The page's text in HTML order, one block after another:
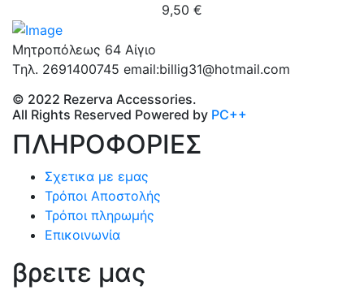
9,50 €
Μητροπόλεως 64 Αίγιο
Tηλ. 2691400745 email:billig31@hotmail.com
© 2022 Rezerva Accessories.
All Rights Reserved Powered by PC++
ΠΛΗΡΟΦΟΡΙΕΣ
Σχετικα με εμας
Τρόποι Αποστολής
Τρόποι πληρωμής
Επικοινωνία
βρειτε μας